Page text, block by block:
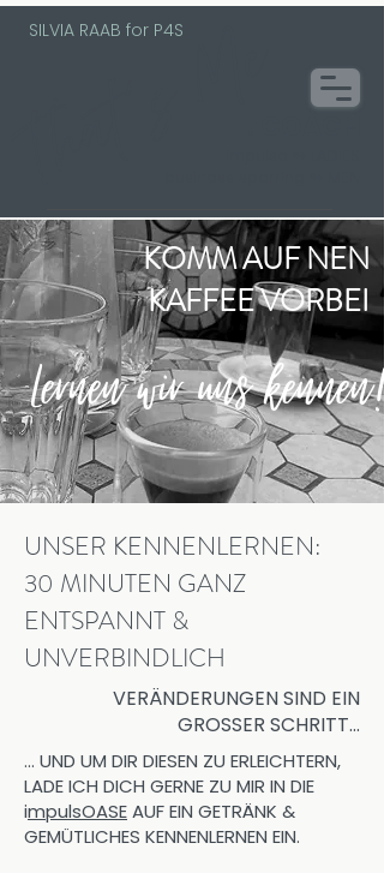
SILVIA RAAB for P4S
KOMM AUF NEN
KAFFEE VORBEI
Lernen wir uns kennen!
UNSER KENNENLERNEN:
30 MINUTEN GANZ
ENTSPANNT &
UNVERBINDLICH
VERÄNDERUNGEN SIND EIN
GROSSER SCHRITT...
... UND UM DIR DIESEN ZU ERLEICHTERN,
LADE ICH DICH GERNE ZU MIR IN DIE
impulsOASEAUF EIN GETRÄNK &
GEMÜTLICHES KENNENLERNEN EIN.